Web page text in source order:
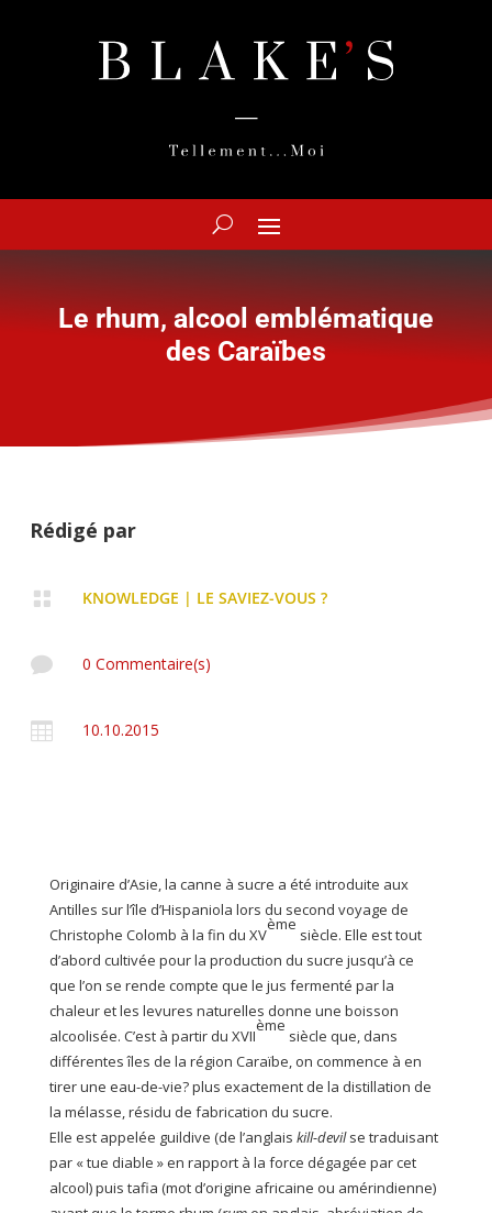
Le rhum, alcool emblématique
des Caraïbes
Rédigé par
 KNOWLEDGE | LE SAVIEZ-VOUS ?
 0 Commentaire(s)
 10.10.2015
Originaire d’Asie, la canne à sucre a été introduite aux
Antilles sur l’île d’Hispaniola lors du second voyage de
Christophe Colomb à la fin du XV
ème
siècle. Elle est tout
d’abord cultivée pour la production du sucre jusqu’à ce
que l’on se rende compte que le jus fermenté par la
chaleur et les levures naturelles donne une boisson
alcoolisée. C’est à partir du XVII
ème
siècle que, dans
différentes îles de la région Caraïbe, on commence à en
tirer une eau-de-vie? plus exactement de la distillation de
la mélasse, résidu de fabrication du sucre.
Elle est appelée guildive (de l’anglais kill-devilse traduisant
par « tue diable » en rapport à la force dégagée par cet
alcool) puis tafia (mot d’origine africaine ou amérindienne)